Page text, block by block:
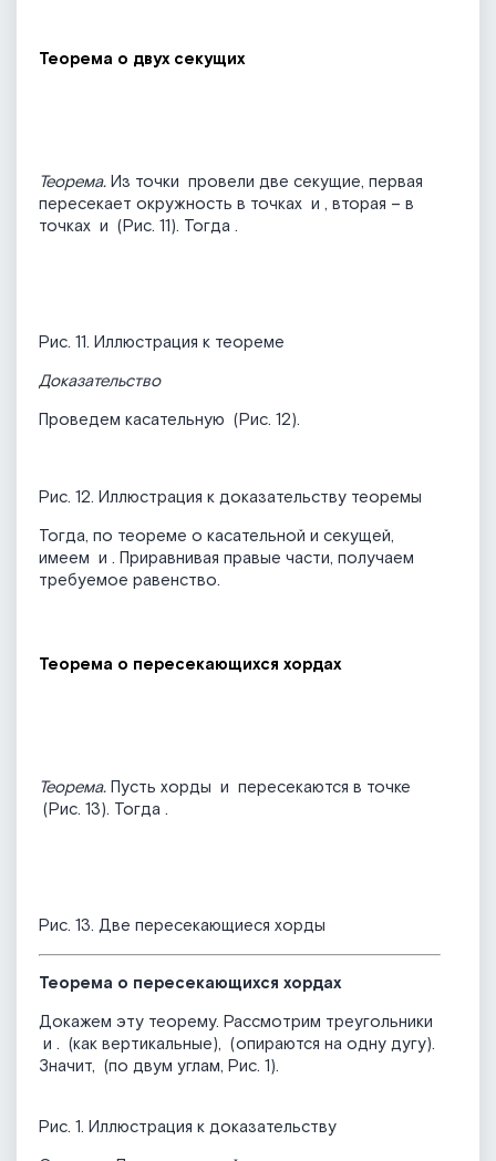
Теорема о двух секущих
Теорема. Из точки провели две секущие, первая
пересекает окружность в точках и , вторая – в
точках и (Рис. 11). Тогда .
Рис. 11. Иллюстрация к теореме
Доказательство
Проведем касательную (Рис. 12).
Рис. 12. Иллюстрация к доказательству теоремы
Тогда, по теореме о касательной и секущей,
имеем и . Приравнивая правые части, получаем
требуемое равенство.
Теорема о пересекающихся хордах
Теорема. Пусть хорды и пересекаются в точке
(Рис. 13). Тогда .
Рис. 13. Две пересекающиеся хорды
Теорема о пересекающихся хордах
Докажем эту теорему. Рассмотрим треугольники
и . (как вертикальные), (опираются на одну дугу).
Значит, (по двум углам, Рис. 1).
Рис. 1. Иллюстрация к доказательству